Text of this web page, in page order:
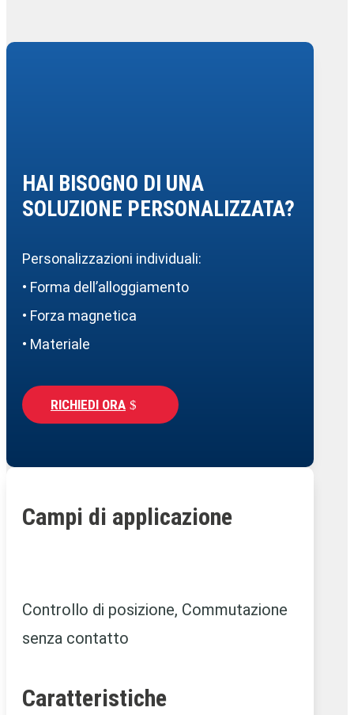
HAI BISOGNO DI UNA
SOLUZIONE PERSONALIZZATA?
Personalizzazioni individuali:
• Forma dell’alloggiamento
• Forza magnetica
• Materiale
RICHIEDI ORA
Campi di applicazione
Controllo di posizione, Commutazione
senza contatto
Caratteristiche